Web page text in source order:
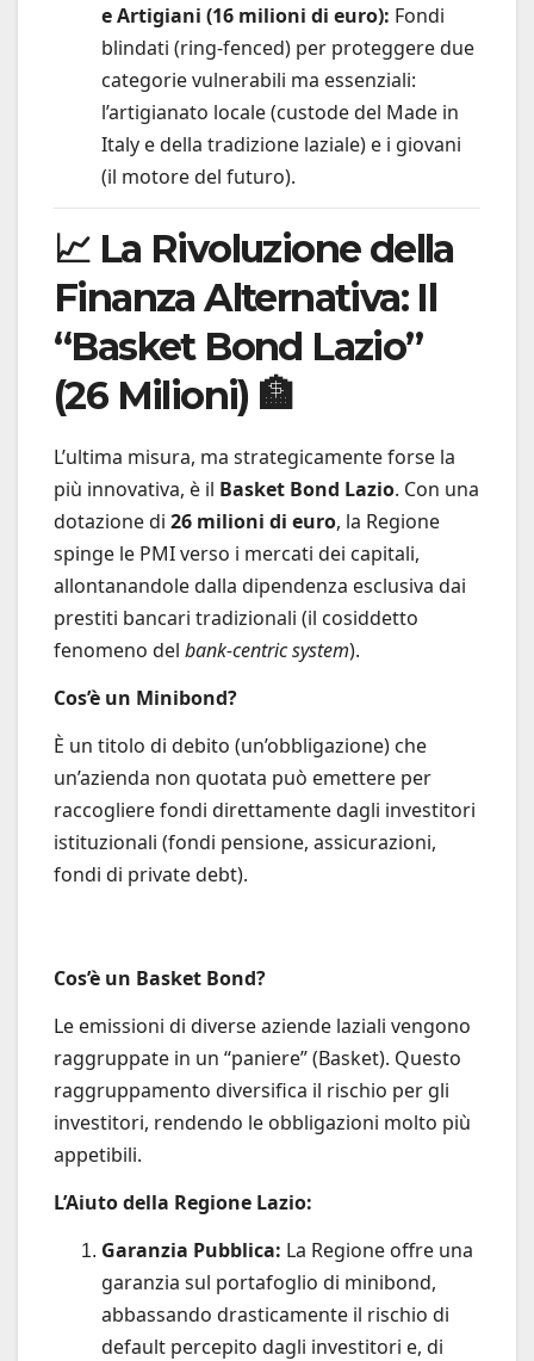
e Artigiani (16 milioni di euro): Fondi
blindati (ring-fenced) per proteggere due
categorie vulnerabili ma essenziali:
l’artigianato locale (custode del Made in
Italy e della tradizione laziale) e i giovani
(il motore del futuro).
📈 La Rivoluzione della
Finanza Alternativa: Il
“Basket Bond Lazio”
(26 Milioni) 🏦
L’ultima misura, ma strategicamente forse la
più innovativa, è il Basket Bond Lazio. Con una
dotazione di 26 milioni di euro, la Regione
spinge le PMI verso i mercati dei capitali,
allontanandole dalla dipendenza esclusiva dai
prestiti bancari tradizionali (il cosiddetto
fenomeno del bank-centric system).
Cos’è un Minibond?
È un titolo di debito (un’obbligazione) che
un’azienda non quotata può emettere per
raccogliere fondi direttamente dagli investitori
istituzionali (fondi pensione, assicurazioni,
fondi di private debt).
Cos’è un Basket Bond?
Le emissioni di diverse aziende laziali vengono
raggruppate in un “paniere” (Basket). Questo
raggruppamento diversifica il rischio per gli
investitori, rendendo le obbligazioni molto più
appetibili.
L’Aiuto della Regione Lazio:
Garanzia Pubblica: La Regione offre una
garanzia sul portafoglio di minibond,
abbassando drasticamente il rischio di
default percepito dagli investitori e, di